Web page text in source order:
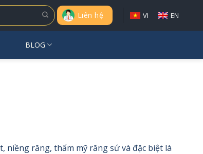
Liên hệ VI EN
BLOG
niềng răng, thẩm mỹ răng sứ và đặc biệt là